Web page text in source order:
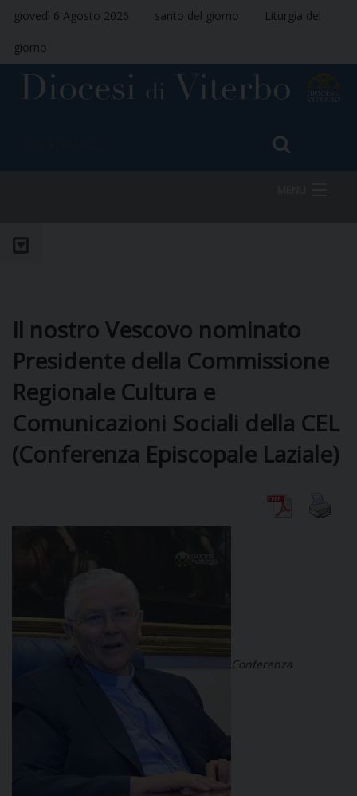
giovedì 6 Agosto 2026 santo del giorno Liturgia del
giorno
DIOCESI
CURIA
CLERO
Il nostro Vescovo nominato
Presidente della Commissione
Regionale Cultura e
Comunicazioni Sociali della CEL
(Conferenza Episcopale Laziale)
Conferenza